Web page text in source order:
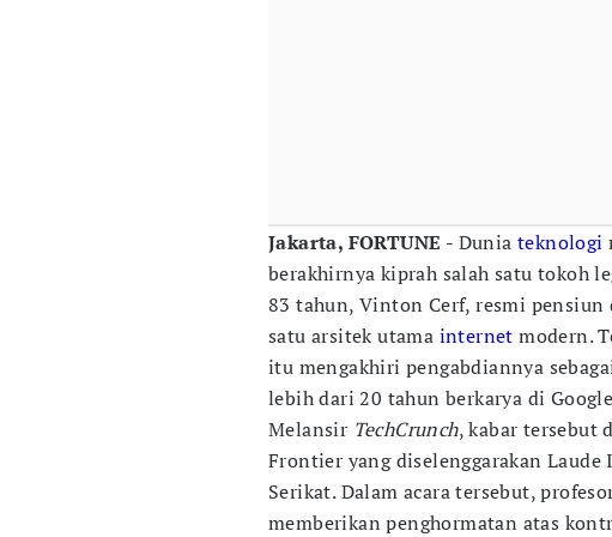
Jakarta, FORTUNE - Duniateknologi
berakhirnya kiprah salah satu tokoh
83 tahun, Vinton Cerf, resmi pensiun
satu arsitek utama internet modern.
itu mengakhiri pengabdiannya
lebih dari 20 tahun berkarya di
Melansir TechCrunch, kabar tersebut
Frontier yang diselenggarakan
Serikat. Dalam acara tersebut,
memberikan penghormatan atas